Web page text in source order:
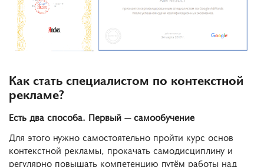
Как стать специалистом по контекстной
рекламе?
Есть два способа. Первый — самообучение
Для этого нужно самостоятельно пройти курс основ
контекстной рекламы, прокачать самодисциплину и
регулярно повышать компетенцию путём работы над